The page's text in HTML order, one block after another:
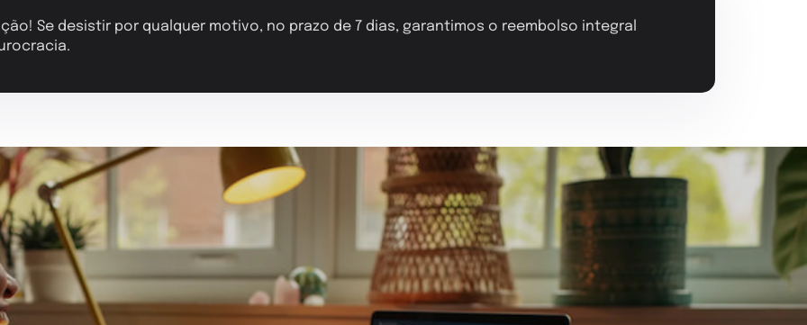
Se desistir por qualquer motivo, no prazo de 7 dias, garantimos o reembolso integral